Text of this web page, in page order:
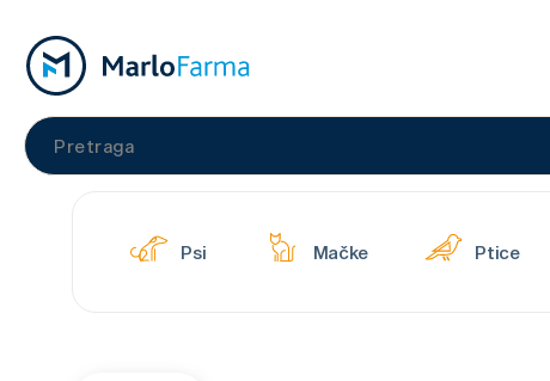
Psi Mačke Ptice